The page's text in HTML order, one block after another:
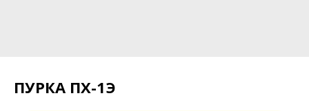
ПУРКА ПХ-1Э